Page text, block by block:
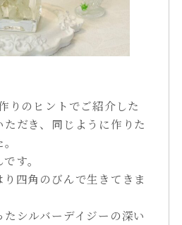
りのヒントでご紹介した
だき、同じように作りた
す。
四角のびんで生きてきま
シルバーデイジーの深い